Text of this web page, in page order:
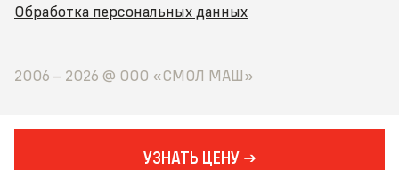
Обработка персональных данных
2006 – 2026 @ ООО «СМОЛ МАШ»
УЗНАТЬ ЦЕНУ